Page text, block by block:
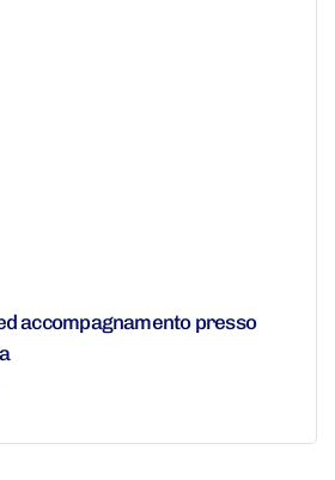
accompagnamento presso